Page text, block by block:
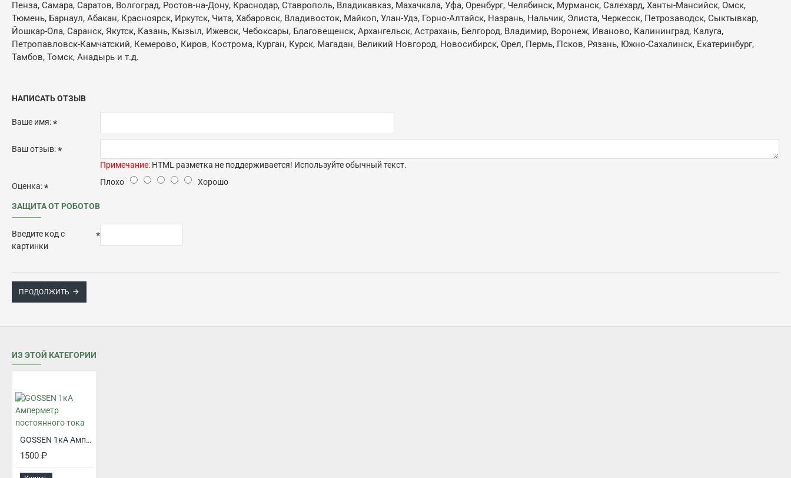
Пенза, Самара, Саратов, Волгоград, Ростов-на-Дону, Краснодар, Ставрополь, Владикавказ, Махачкала, Уфа, Оренбург, Челябинск, Мурманск, Салехард, Ханты-Мансийск, Омск,
Тюмень, Барнаул, Абакан, Красноярск, Иркутск, Чита, Хабаровск, Владивосток, Майкоп, Улан-Удэ, Горно-Алтайск, Назрань, Нальчик, Элиста, Черкесск, Петрозаводск, Сыктывкар,
Йошкар-Ола, Саранск, Якутск, Казань, Кызыл, Ижевск, Чебоксары, Благовещенск, Архангельск, Астрахань, Белгород, Владимир, Воронеж, Иваново, Калининград, Калуга,
Петропавловск-Камчатский, Кемерово, Киров, Кострома, Курган, Курск, Магадан, Великий Новгород, Новосибирск, Орел, Пермь, Псков, Рязань, Южно-Сахалинск, Екатеринбург,
Тамбов, Томск, Анадырь и т.д.
НАПИСАТЬ ОТЗЫВ
Ваше имя:
Ваш отзыв:
Примечание: HTML разметка не поддерживается! Используйте обычный текст.
Оценка: Плохо Хорошо
ЗАЩИТА ОТ РОБОТОВ
Введите код с
картинки
ПРОДОЛЖИТЬ
ИЗ ЭТОЙ КАТЕГОРИИ
GOSSEN 1кА Амперметр постоянного тока
1500 ₽